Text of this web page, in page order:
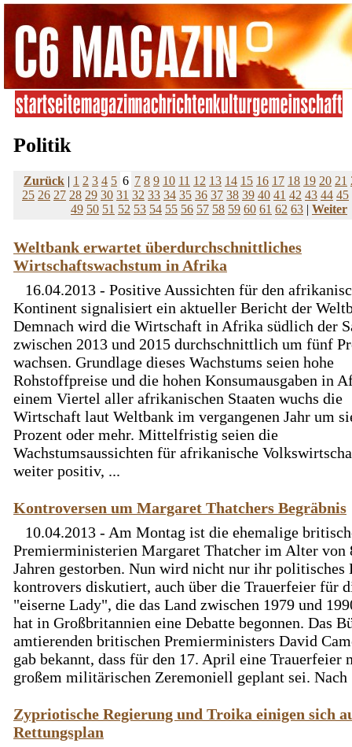
Politik
Zurück | 1 2 3 4 5 6 7 8 9 10 11 12 13 14 15 16 17 18 19 20 21
25 26 27 28 29 30 31 32 33 34 35 36 37 38 39 40 41 42 43 44 45
49 50 51 52 53 54 55 56 57 58 59 60 61 62 63 | Weiter
Weltbank erwartet überdurchschnittliches
Wirtschaftswachstum in Afrika
16.04.2013 - Positive Aussichten für den
Kontinent signalisiert ein aktueller Bericht der
Demnach wird die Wirtschaft in Afrika südlich der
zwischen 2013 und 2015 durchschnittlich um fünf
wachsen. Grundlage dieses Wachstums seien hohe
Rohstoffpreise und die hohen Konsumausgaben in
einem Viertel aller afrikanischen Staaten wuchs die
Wirtschaft laut Weltbank im vergangenen Jahr um
Prozent oder mehr. Mittelfristig seien die
Wachstumsaussichten für afrikanische
weiter positiv, ...
Kontroversen um Margaret Thatchers Begräbnis
10.04.2013 - Am Montag ist die ehemalige
Premierministerien Margaret Thatcher im Alter von
Jahren gestorben. Nun wird nicht nur ihr politisches
kontrovers diskutiert, auch über die Trauerfeier für
"eiserne Lady", die das Land zwischen 1979 und
hat in Großbritannien eine Debatte begonnen. Das
amtierenden britischen Premierministers David
gab bekannt, dass für den 17. April eine Trauerfeier
großem militärischen Zeremoniell geplant sei. Nach
Zypriotische Regierung und Troika einigen sich
Rettungsplan